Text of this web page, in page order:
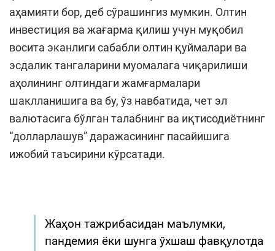
аҳамияти бор, деб сўрашингиз мумкин. Олтин
инвестиция ва жағарма қилиш учун муқобил
восита эканлиги сабабли олтин қуймалари ва
эсдалик тангаларини муомалага чиқарилиши
аҳолининг олтиндаги жамғармалари
шаклланишига ва бу, ўз навбатида, чет эл
валютасига бўлган талабнинг ва иқтисодиётнинг
“долларлашув” даражасининг пасайишига
ижобий таъсирини кўрсатади.
Жаҳон тажрибасидан маълумки,
пандемия ёки шунга ўхшаш фавқулотда